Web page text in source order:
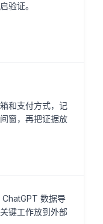
验证。
和支付方式，记
窗，再把证据放
ChatGPT 数据导
键工作放到外部